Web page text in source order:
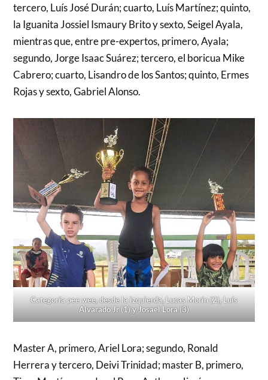
tercero, Luís José Durán; cuarto, Luís Martínez; quinto,
la Iguanita Jossiel Ismaury Brito y sexto, Seigel Ayala,
mientras que, entre pre-expertos, primero, Ayala;
segundo, Jorge Isaac Suárez; tercero, el boricua Mike
Cabrero; cuarto, Lisandro de los Santos; quinto, Ermes
Rojas y sexto, Gabriel Alonso.
Categoría pee wee, desde la izquierda, Lucas Morín (2), Luís
Alvarado Jr (1) y Josael Lora (3)
Master A, primero, Ariel Lora; segundo, Ronald
Herrera y tercero, Deivi Trinidad; master B, primero,